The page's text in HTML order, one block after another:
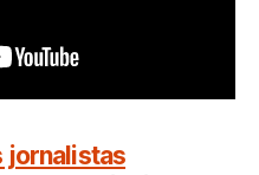
jornalistas